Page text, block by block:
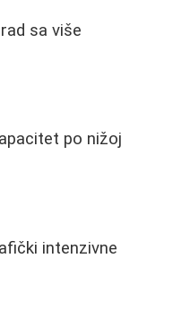
sa više
po nižoj
intenzivne